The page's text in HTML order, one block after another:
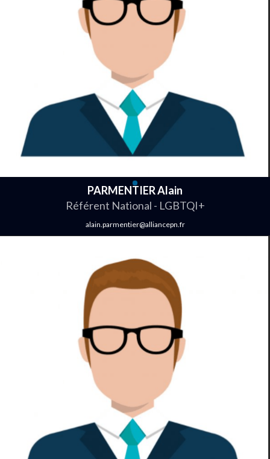
PARMENTIER Alain
Référent National - LGBTQI+
alain.parmentier@alliancepn.fr